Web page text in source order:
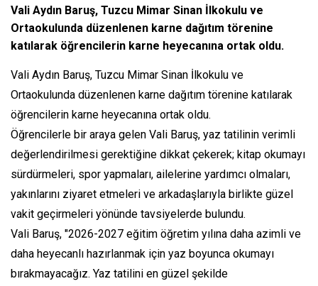
Vali Aydın Baruş, Tuzcu Mimar Sinan İlkokulu ve
Ortaokulunda düzenlenen karne dağıtım törenine
katılarak öğrencilerin karne heyecanına ortak oldu.
Vali Aydın Baruş, Tuzcu Mimar Sinan İlkokulu ve
Ortaokulunda düzenlenen karne dağıtım törenine katılarak
öğrencilerin karne heyecanına ortak oldu.
Öğrencilerle bir araya gelen Vali Baruş, yaz tatilinin verimli
değerlendirilmesi gerektiğine dikkat çekerek; kitap okumayı
sürdürmeleri, spor yapmaları, ailelerine yardımcı olmaları,
yakınlarını ziyaret etmeleri ve arkadaşlarıyla birlikte güzel
vakit geçirmeleri yönünde tavsiyelerde bulundu.
Vali Baruş, "2026-2027 eğitim öğretim yılına daha azimli ve
daha heyecanlı hazırlanmak için yaz boyunca okumayı
bırakmayacağız. Yaz tatilini en güzel şekilde